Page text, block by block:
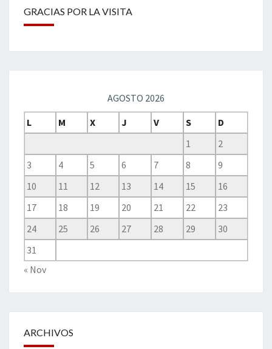
GRACIAS POR LA VISITA
AGOSTO 2026
L
M X J V S
D
1
2
3
4 5 6 7 8
9
10
11 12 13 14 15
16
17
18 19 20 21 22
23
24
25 26 27 28 29
30
31
« Nov
ARCHIVOS